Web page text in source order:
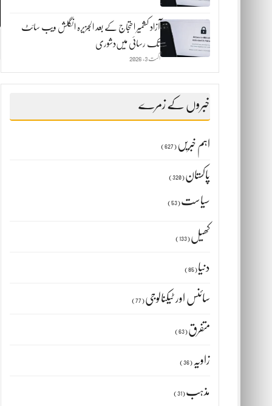
آزاد کشمیر احتجاج کے بعد الجزیرہ انگلش ویب سائٹ
تک رسائی میں‌دشوری
اگست 3, 2026
خبروں کے زمرے
اہم خبریں (627)
پاکستان (320)
سیاست (53)
کھیل (133)
دنیا (85)
سائنس اور ٹیکنالوجی (77)
متفرق (63)
زاویہ (36)
مذہب (31)